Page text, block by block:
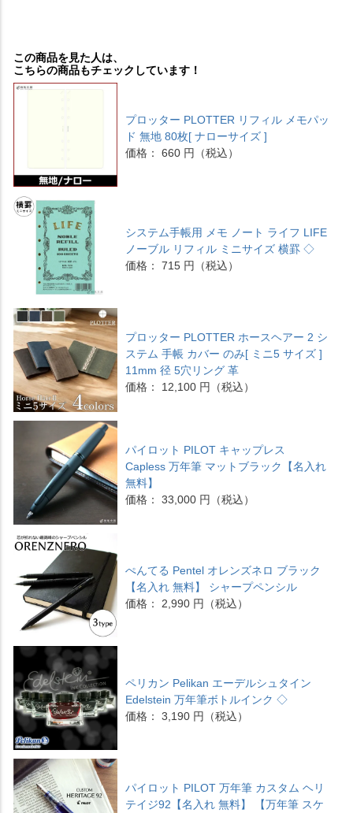
この商品を見た人は、
こちらの商品もチェックしています！
プロッター PLOTTER リフィル メモパッ
ド 無地 80枚[ ナローサイズ ]
価格： 660 円（税込）
システム手帳用 メモ ノート ライフ LIFE
ノーブル リフィル ミニサイズ 横罫 ◇
価格： 715 円（税込）
プロッター PLOTTER ホースヘアー 2 シ
ステム 手帳 カバー のみ[ ミニ5 サイズ ]
11mm 径 5穴リング 革
価格： 12,100 円（税込）
パイロット PILOT キャップレス
Capless 万年筆 マットブラック【名入れ
無料】
価格： 33,000 円（税込）
ぺんてる Pentel オレンズネロ ブラック
【名入れ 無料】 シャープペンシル
価格： 2,990 円（税込）
ペリカン Pelikan エーデルシュタイン
Edelstein 万年筆ボトルインク ◇
価格： 3,190 円（税込）
パイロット PILOT 万年筆 カスタム ヘリ
テイジ92【名入れ 無料】 【万年筆 スケ